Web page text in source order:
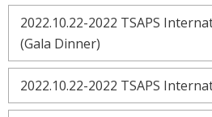
2022.10.22-2022 TSAPS
(Gala Dinner)
2022.10.22-2022 TSAPS